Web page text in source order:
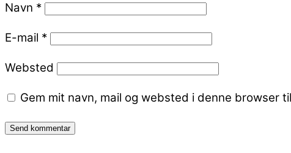
Navn *
E-mail *
Websted
Gem mit navn, mail og websted i denne browser